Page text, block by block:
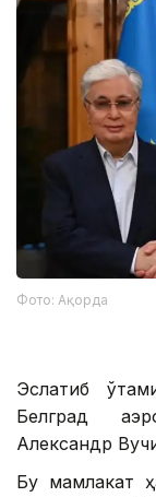
Фото: Ақорда
Эслатиб
Белград
Александр
Бу мамлакат